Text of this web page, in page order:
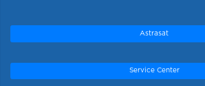
Astrasat
Service Center